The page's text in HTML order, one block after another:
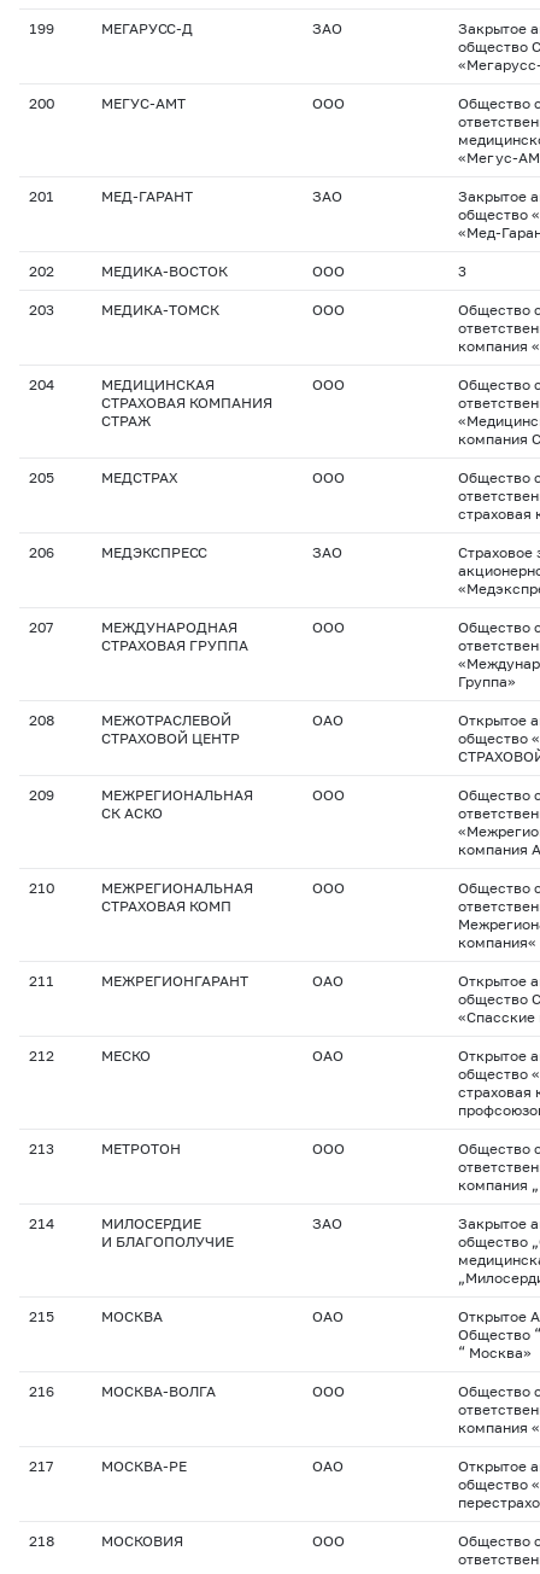
199 МЕГАРУСС-Д ЗАО
Закрытое
общество
200 МЕГУС-АМТ ООО
Общество
«Мегус-
201 МЕД-ГАРАНТ ЗАО
Закрытое
общество
«Мед-
202 МЕДИКА-ВОСТОК ООО 3
203 МЕДИКА-ТОМСК ООО
Общество
компания
204
МЕДИЦИНСКАЯ
СТРАХОВАЯ КОМПАНИЯ
СТРАЖ
ООО
Общество
компания
205 МЕДСТРАХ ООО
Общество
206 МЕДЭКСПРЕСС ЗАО
Страховое
207
МЕЖДУНАРОДНАЯ
СТРАХОВАЯ ГРУППА
ООО
Общество
Группа»
208
МЕЖОТРАСЛЕВОЙ
СТРАХОВОЙ ЦЕНТР
ОАО
Открытое
общество
209
МЕЖРЕГИОНАЛЬНАЯ
СК АСКО
ООО
Общество
компания
210
МЕЖРЕГИОНАЛЬНАЯ
СТРАХОВАЯ КОМП
ООО
Общество
компания«
211 МЕЖРЕГИОНГАРАНТ ОАО
Открытое
общество
«Спасские
212 МЕСКО ОАО
Открытое
общество
страховая
213 МЕТРОТОН ООО
Общество
компания
214
МИЛОСЕРДИЕ
И БЛАГОПОЛУЧИЕ
ЗАО
Закрытое
общество
215 МОСКВА ОАО
Открытое
Общество
“ Москва»
216 МОСКВА-ВОЛГА ООО
Общество
компания
217 МОСКВА-РЕ ОАО
Открытое
общество
218 МОСКОВИЯ ООО
Общество